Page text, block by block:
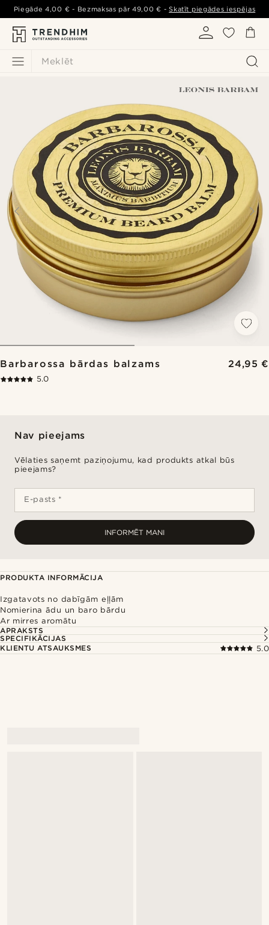
Meklēt
Piegāde4,00 € - Bezmaksas pār49,00 € -Skatīt piegādes iespējas
Barbarossa bārdas balzams 24,95 €
5.0
Nav pieejams
Vēlaties saņemt paziņojumu, kad produkts atkal būs
pieejams?
E-pasts *
INFORMĒT MANI
PRODUKTA INFORMĀCIJA
Izgatavots no dabīgām eļļām
Nomierina ādu un baro bārdu
Ar mirres aromātu
APRAKSTS
SPECIFIKĀCIJAS
KLIENTU ATSAUKSMES
5.0